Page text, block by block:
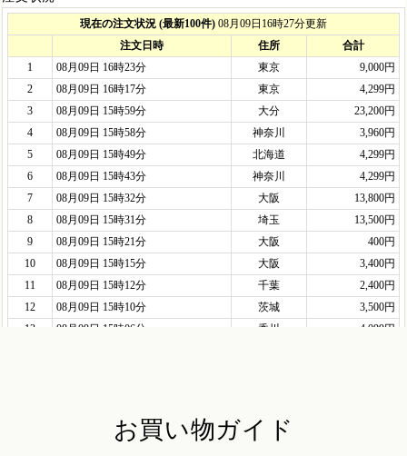
お買い物ガイド